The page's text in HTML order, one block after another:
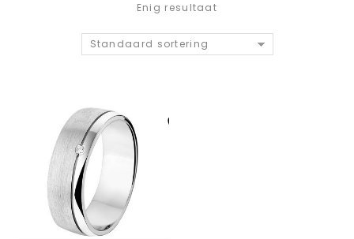
Enig resultaat
Standaard sortering